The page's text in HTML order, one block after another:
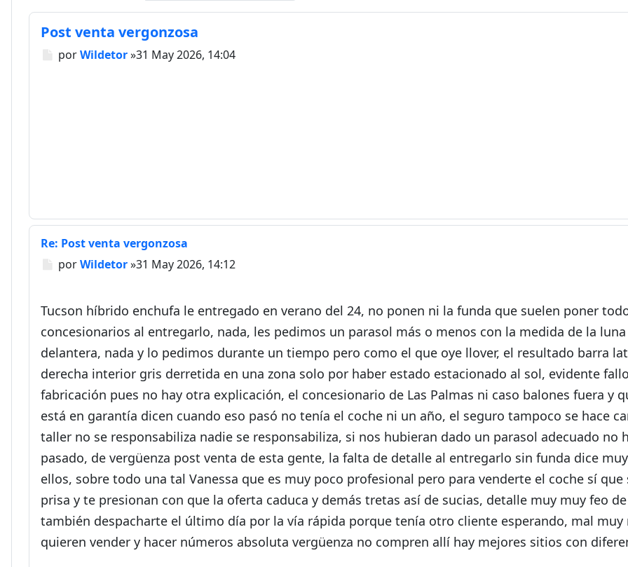
Post venta vergonzosa
Mensaje
porWildetor»31 May 2026, 14:04
Re: Post venta vergonzosa
Mensaje
porWildetor»31 May 2026, 14:12
Tucson híbrido enchufa le entregado en verano del 24, no ponen ni la funda que suelen poner
concesionarios al entregarlo, nada, les pedimos un parasol más o menos con la medida de la luna
delantera, nada y lo pedimos durante un tiempo pero como el que oye llover, el resultado barra
derecha interior gris derretida en una zona solo por haber estado estacionado al sol, evidente
fabricación pues no hay otra explicación, el concesionario de Las Palmas ni caso balones fuera y
está en garantía dicen cuando eso pasó no tenía el coche ni un año, el seguro tampoco se hace
taller no se responsabiliza nadie se responsabiliza, si nos hubieran dado un parasol adecuado no
pasado, de vergüenza post venta de esta gente, la falta de detalle al entregarlo sin funda dice
ellos, sobre todo una tal Vanessa que es muy poco profesional pero para venderte el coche sí que
prisa y te presionan con que la oferta caduca y demás tretas así de sucias, detalle muy muy feo
también despacharte el último día por la vía rápida porque tenía otro cliente esperando, mal muy
quieren vender y hacer números absoluta vergüenza no compren allí hay mejores sitios con